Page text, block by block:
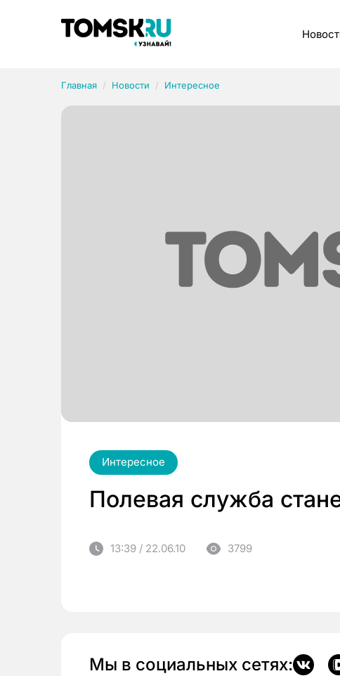
Главная Новости Интересное
Интересное
Полевая служба
13:39 / 22.06.10 3799
Мы в социальных сетях:
Рубрики